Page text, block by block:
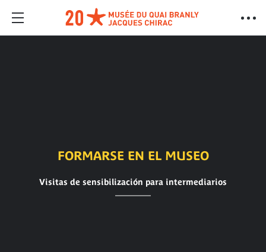
FORMARSE EN EL MUSEO
Visitas de sensibilización para intermediarios